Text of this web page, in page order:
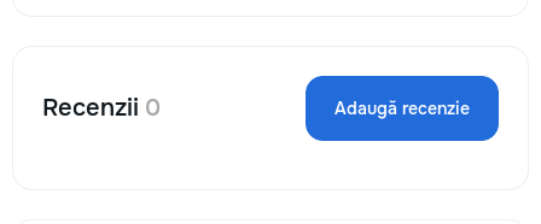
Recenzii 0 Adaugă recenzie